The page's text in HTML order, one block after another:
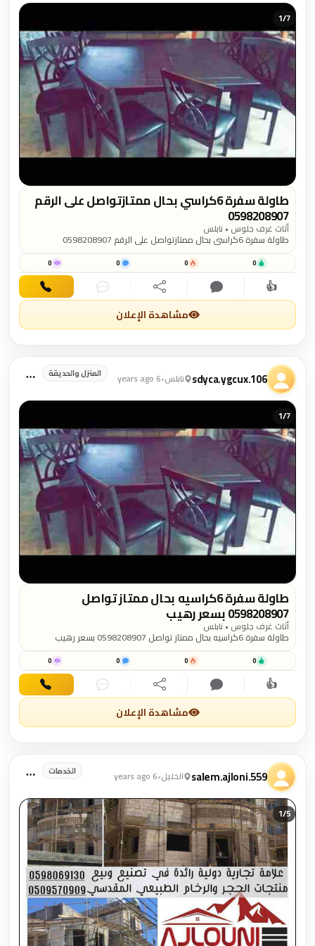
1/7
طاولة سفرة 6كراسي بحال ممتازتواصل على الرقم
0598208907
أثاث غرف جلوس • نابلس
طاولة سفرة 6كراسي بحال ممتازتواصل على الرقم 0598208907
0
0
0
0
👍اهتمام تعليق مشاركة دردشة اتصال
مشاهدة الإعلان
sdyca.ygcux.106 نابلس•
6 years ago المنزل والحديقة
1/7
طاولة سفرة 6كراسيه بحال ممتاز تواصل
0598208907 بسعر رهيب
أثاث غرف جلوس • نابلس
طاولة سفرة 6كراسيه بحال ممتاز تواصل 0598208907 بسعر رهيب
0
0
0
0
👍اهتمام تعليق مشاركة دردشة اتصال
مشاهدة الإعلان
salem.ajloni.559 الخليل•
6 years ago الخدمات
1/5